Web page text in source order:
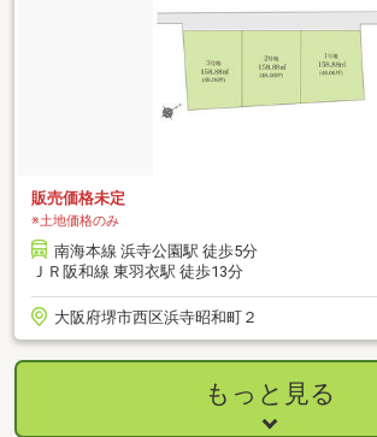
販売価格未定
※土地価格のみ
南海本線 浜寺公園駅 徒歩5分
ＪＲ阪和線 東羽衣駅 徒歩13分
大阪府堺市西区浜寺昭和町２
もっと見る